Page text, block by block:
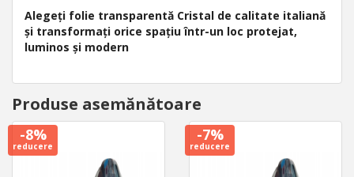
Alegeți folie transparentă Cristal de calitate italiană
și transformați orice spațiu într-un loc protejat,
luminos și modern
Produse asemănătoare
-8%
reducere
-7%
reducere